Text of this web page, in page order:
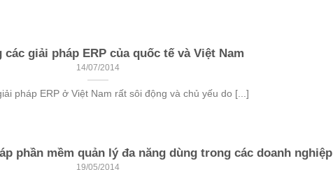
các giải pháp ERP của quốc tế và Việt Nam
14/07/2014
pháp ERP ở Việt Nam rất sôi động và chủ yếu do [...]
phần mềm quản lý đa năng dùng trong các doanh nghiệp
19/05/2014